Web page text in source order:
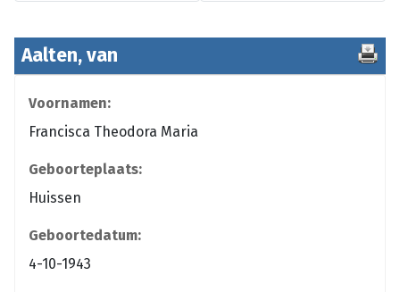
Aalten, van
Voornamen:
Francisca Theodora Maria
Geboorteplaats:
Huissen
Geboortedatum:
4-10-1943